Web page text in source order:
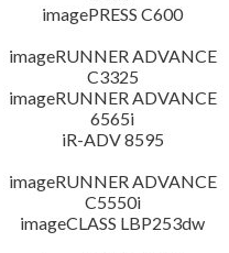
imagePRESS C600
imageRUNNER ADVANCE
C3325
imageRUNNER ADVANCE
6565i
iR-ADV 8595
imageRUNNER ADVANCE
C5550i
imageCLASS LBP253dw